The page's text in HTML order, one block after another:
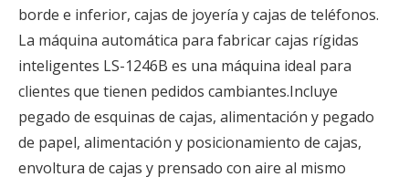
borde e inferior, cajas de joyería y cajas de teléfonos.
La máquina automática para fabricar cajas rígidas
inteligentes LS-1246B es una máquina ideal para
clientes que tienen pedidos cambiantes.Incluye
pegado de esquinas de cajas, alimentación y pegado
de papel, alimentación y posicionamiento de cajas,
envoltura de cajas y prensado con aire al mismo